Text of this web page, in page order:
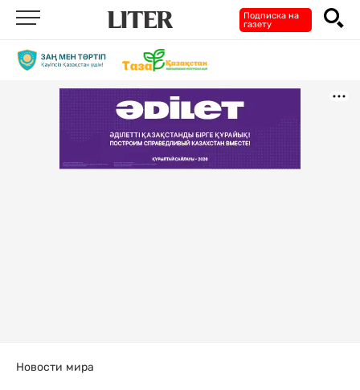
Подписка на
газету
Новости мира